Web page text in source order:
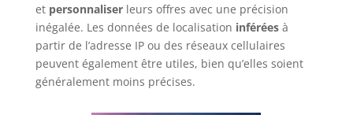
et personnaliserleurs offres avec une précision
inégalée. Les données de localisation inféréesà
partir de l’adresse IP ou des réseaux cellulaires
peuvent également être utiles, bien qu’elles soient
généralement moins précises.